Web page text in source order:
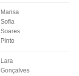
Marisa
Sofia
Soares
Pinto
Lara
Gonçalves